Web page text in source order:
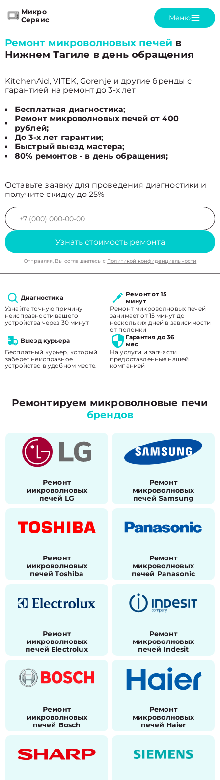
Микро
Сервис
Меню
Ремонт микроволновых печей в
Нижнем Тагиле в день обращения
KitchenAid, VITEK, Gorenje и другие бренды с
гарантией на ремонт до 3-х лет
Бесплатная диагностика;
Ремонт микроволновых печей от 400
рублей;
До 3-х лет гарантии;
Быстрый выезд мастера;
80% ремонтов - в день обращения;
Оставьте заявку для проведения диагностики и
получите скидку до 25%
Узнать стоимость ремонта
Отправляя, Вы соглашаетесь с Политикой конфиденциальности
Диагностика
Узнайте точную причину
неисправности вашего
устройства через 30 минут
Ремонт от 15
минут
Ремонт микроволновых печей
занимает от 15 минут до
нескольких дней в зависимости
от поломки
Выезд курьера
Бесплатный курьер, который
заберет неисправное
устройство в удобном месте.
Гарантия до 36
мес
На услуги и запчасти
предоставленные нашей
компанией
Ремонтируем микроволновые печи
брендов
Ремонт
микроволновых
печей LG
Ремонт
микроволновых
печей Samsung
Ремонт
микроволновых
печей Toshiba
Ремонт
микроволновых
печей Panasonic
Ремонт
микроволновых
печей Electrolux
Ремонт
микроволновых
печей Indesit
Ремонт
микроволновых
печей Bosch
Ремонт
микроволновых
печей Haier